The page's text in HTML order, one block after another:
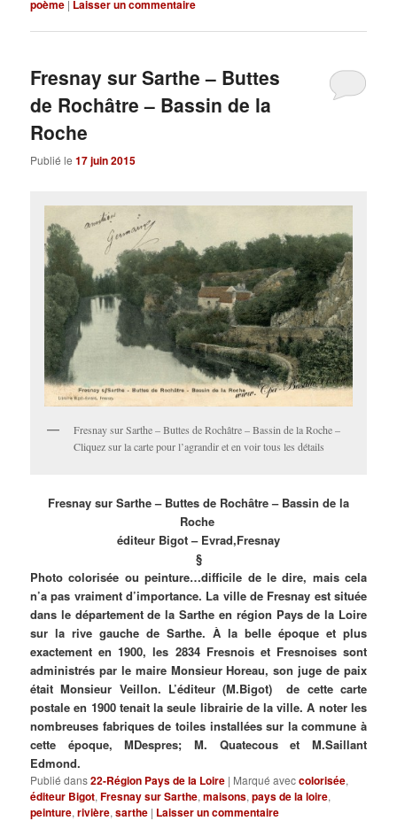
poème | Laisser un commentaire
Fresnay sur Sarthe – Buttes
de Rochâtre – Bassin de la
Roche
Publié le17 juin 2015
Fresnay sur Sarthe – Buttes de Rochâtre – Bassin de la Roche –
Cliquez sur la carte pour l’agrandir et en voir tous les détails
Fresnay sur Sarthe – Buttes de Rochâtre – Bassin de la
Roche
éditeur Bigot – Evrad,Fresnay
§
Photo colorisée ou peinture…difficile de le dire, mais cela
n’a pas vraiment d’importance. La ville de Fresnay est située
dans le département de la Sarthe en région Pays de la Loire
sur la rive gauche de Sarthe. À la belle époque et plus
exactement en 1900, les 2834 Fresnois et Fresnoises sont
administrés par le maire Monsieur Horeau, son juge de paix
était Monsieur Veillon. L’éditeur (M.Bigot) de cette carte
postale en 1900 tenait la seule librairie de la ville. A noter les
nombreuses fabriques de toiles installées sur la commune à
cette époque, MDespres; M. Quatecous et M.Saillant
Edmond.
Publié dans22-Région Pays de la Loire | Marqué aveccolorisée,
éditeur Bigot,Fresnay sur Sarthe,maisons,pays de la loire,
peinture,rivière,sarthe | Laisser un commentaire